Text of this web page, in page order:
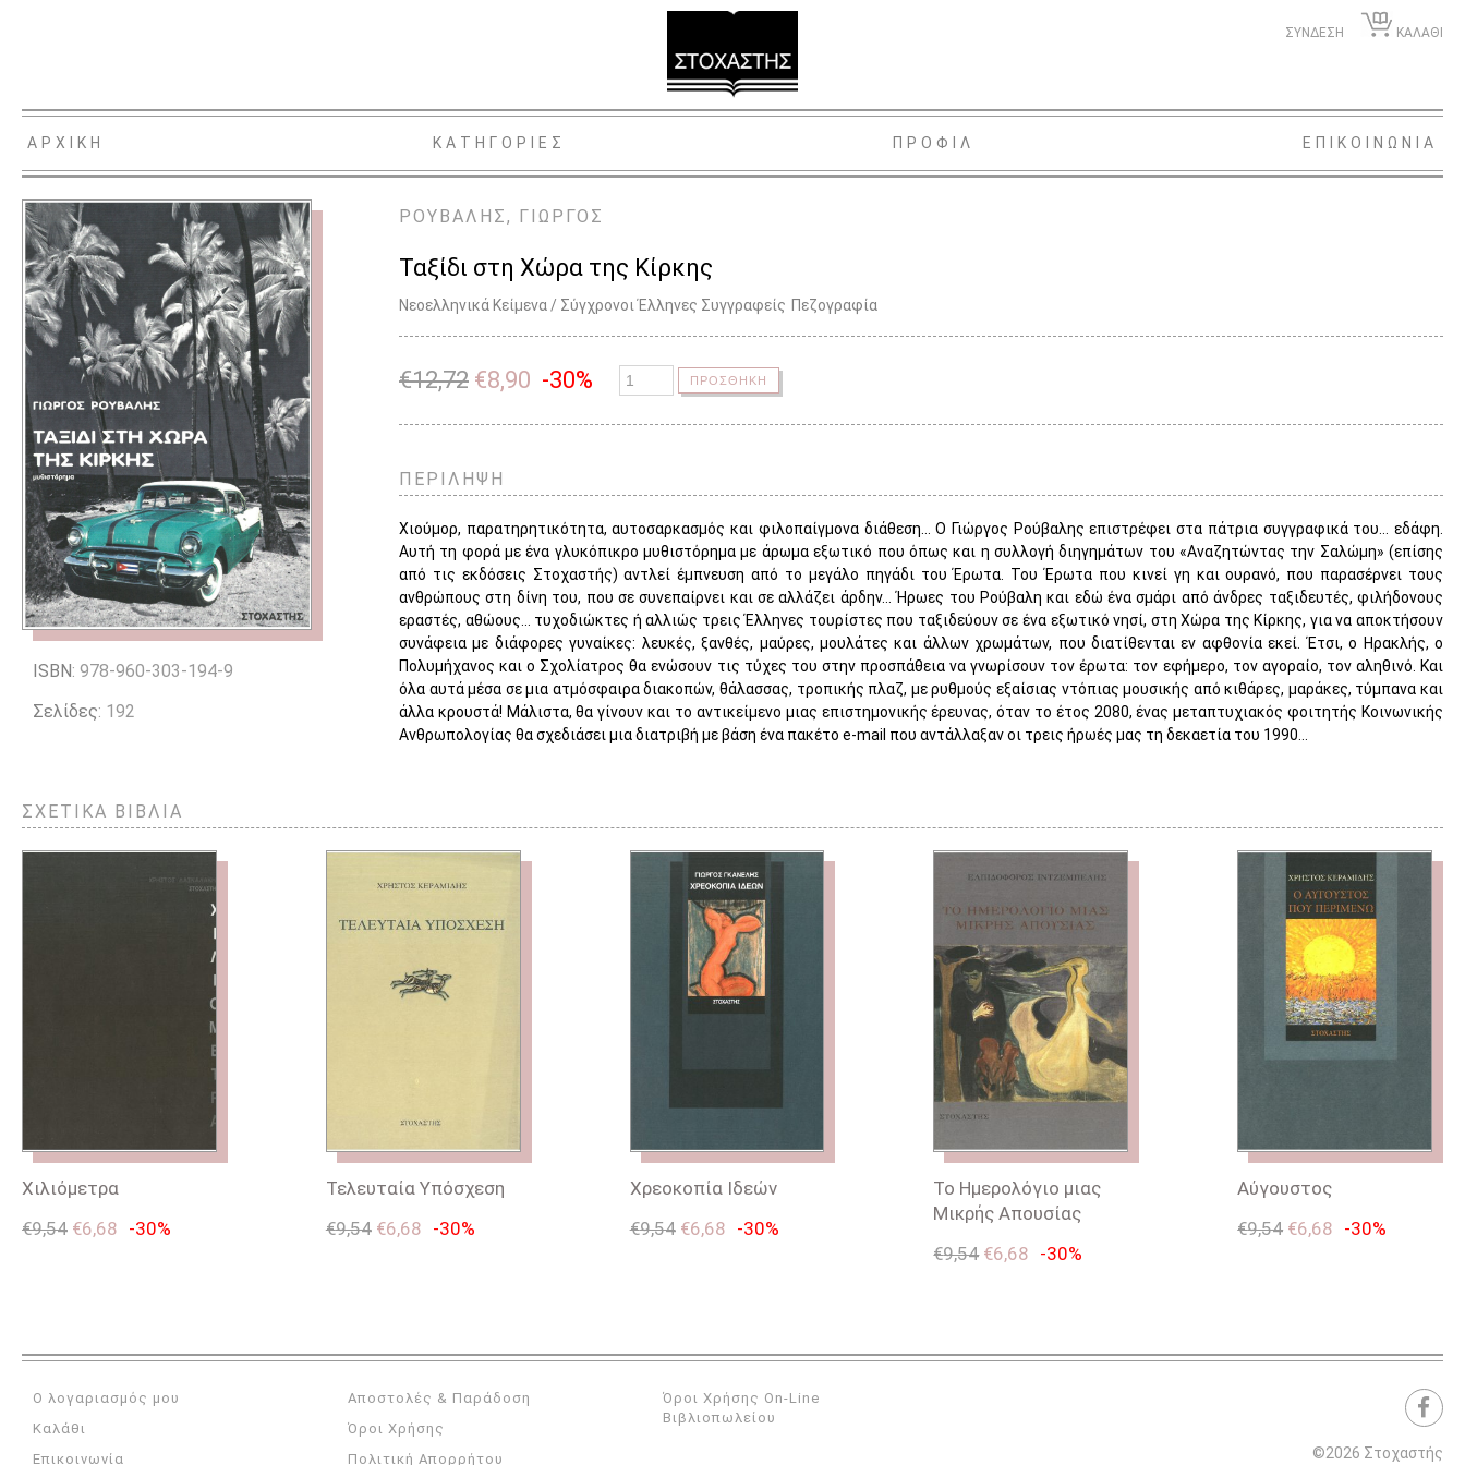
ΣΥΝΔΕΣΗ ΚΑΛΑΘΙ
ΑΡΧΙΚΗ ΚΑΤΗΓΟΡΙΕΣ ΠΡΟΦΙΛ ΕΠΙΚΟΙΝΩΝΙΑ
ISBN: 978-960-303-194-9
Σελίδες: 192
ΡΟΥΒΑΛΗΣ, ΓΙΩΡΓΟΣ
Ταξίδι στη Χώρα της Κίρκης
Νεοελληνικά Κείμενα / Σύγχρονοι Έλληνες Συγγραφείς Πεζογραφία
€12,72 €8,90 -30% ΠΡΟΣΘΗΚΗ
ΠΕΡΙΛΗΨΗ
Χιούμορ, παρατηρητικότητα, αυτοσαρκασμός και φιλοπαίγμονα διάθεση… Ο Γιώργος Ρούβαλης επιστρέφει στα πάτρια συγγραφικά του… εδάφη.
Αυτή τη φορά με ένα γλυκόπικρο μυθιστόρημα με άρωμα εξωτικό που όπως και η συλλογή διηγημάτων του «Αναζητώντας την Σαλώμη» (επίσης
από τις εκδόσεις Στοχαστής) αντλεί έμπνευση από το μεγάλο πηγάδι του Έρωτα. Του Έρωτα που κινεί γη και ουρανό, που παρασέρνει τους
ανθρώπους στη δίνη του, που σε συνεπαίρνει και σε αλλάζει άρδην… Ήρωες του Ρούβαλη και εδώ ένα σμάρι από άνδρες ταξιδευτές, φιλήδονους
εραστές, αθώους… τυχοδιώκτες ή αλλιώς τρεις Έλληνες τουρίστες που ταξιδεύουν σε ένα εξωτικό νησί, στη Χώρα της Κίρκης, για να αποκτήσουν
συνάφεια με διάφορες γυναίκες: λευκές, ξανθές, μαύρες, μουλάτες και άλλων χρωμάτων, που διατίθενται εν αφθονία εκεί. Έτσι, ο Ηρακλής, ο
Πολυμήχανος και ο Σχολίατρος θα ενώσουν τις τύχες του στην προσπάθεια να γνωρίσουν τον έρωτα: τον εφήμερο, τον αγοραίο, τον αληθινό. Και
όλα αυτά μέσα σε μια ατμόσφαιρα διακοπών, θάλασσας, τροπικής πλαζ, με ρυθμούς εξαίσιας ντόπιας μουσικής από κιθάρες, μαράκες, τύμπανα και
άλλα κρουστά! Μάλιστα, θα γίνουν και το αντικείμενο μιας επιστημονικής έρευνας, όταν το έτος 2080, ένας μεταπτυχιακός φοιτητής Κοινωνικής
Ανθρωπολογίας θα σχεδιάσει μια διατριβή με βάση ένα πακέτο e-mail που αντάλλαξαν οι τρεις ήρωές μας τη δεκαετία του 1990…
ΣΧΕΤΙΚΑ ΒΙΒΛΙΑ
Χιλιόμετρα
€9,54 €6,68 -30%
Τελευταία Υπόσχεση
€9,54 €6,68 -30%
Χρεοκοπία Ιδεών
€9,54 €6,68 -30%
Το Ημερολόγιο μιας
Μικρής Απουσίας
€9,54 €6,68 -30%
Αύγουστος
€9,54 €6,68 -30%
Ο λογαριασμός μου
Καλάθι
Επικοινωνία
Αποστολές & Παράδοση
Όροι Χρήσης
Πολιτική Απορρήτου
Όροι Χρήσης On-Line
Βιβλιοπωλείου
©2026 Στοχαστής